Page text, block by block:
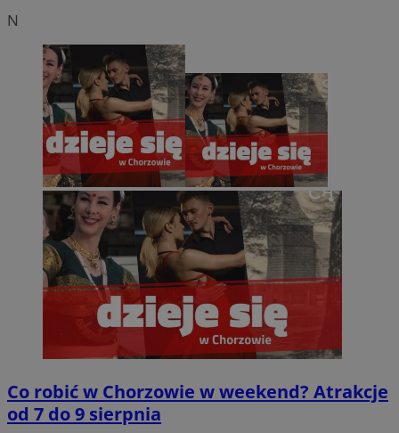
N
Co robić w Chorzowie w weekend? Atrakcje
od 7 do 9 sierpnia